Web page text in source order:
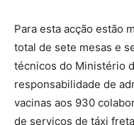
Para esta acção estão
total de sete mesas e
técnicos do Ministério
responsabilidade de
vacinas aos 930
de serviços de táxi